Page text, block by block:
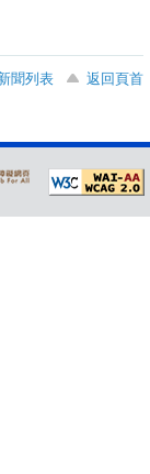
聞列表
返回頁首